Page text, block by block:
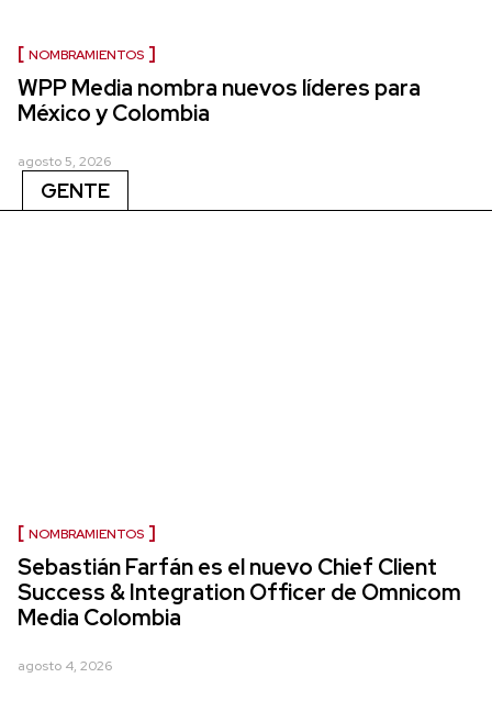
NOMBRAMIENTOS
WPP Media nombra nuevos líderes para
México y Colombia
agosto 5, 2026
GENTE
NOMBRAMIENTOS
Sebastián Farfán es el nuevo Chief Client
Success & Integration Officer de Omnicom
Media Colombia
agosto 4, 2026